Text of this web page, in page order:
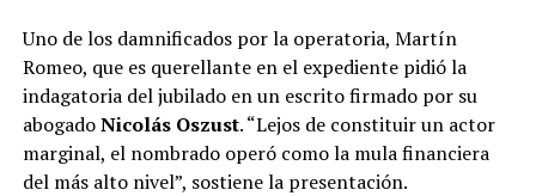
Uno de los damnificados por la operatoria, Martín
Romeo, que es querellante en el expediente pidió la
indagatoria del jubilado en un escrito firmado por su
abogadoNicolás Oszust. “Lejos de constituir un actor
marginal, el nombrado operó como la mula financiera
del más alto nivel”, sostiene la presentación.